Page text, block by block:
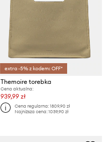
extra -5% z kodem: OFF*
Themoire torebka
Cena aktualna:
939,99 zł
Cena regularna:1809,90 zł
Najniższa cena:1039,90 zł